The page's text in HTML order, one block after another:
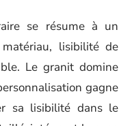
se résume à un
lisibilité de
Le granit domine
gagne
sa lisibilité dans le